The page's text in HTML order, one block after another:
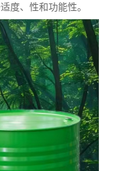
度、性和功能性。